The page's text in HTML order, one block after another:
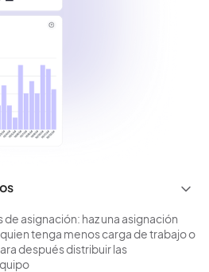
asignación: haz una asignación
tenga menos carga de trabajo o
después distribuir las